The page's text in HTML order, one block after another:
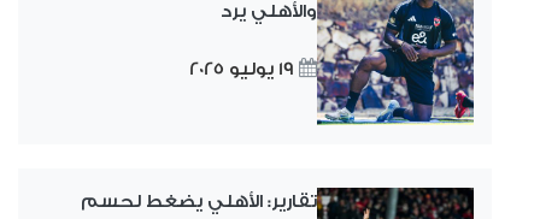
والأهلي يرد
19 يوليو 2025
تقارير: الأهلي يضغط لحسم